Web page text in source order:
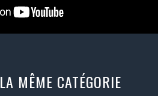
MÊME CATÉGORIE